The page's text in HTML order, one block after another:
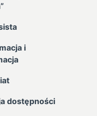
i
dostępności